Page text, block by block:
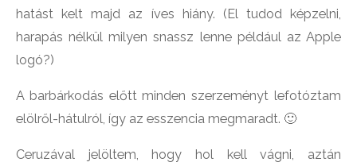
hatást kelt majd az íves hiány. (El tudod képzelni,
harapás nélkül milyen snassz lenne például az Apple
logó?)
A barbárkodás előtt minden szerzeményt lefotóztam
elölről-hátulról, így az esszencia megmaradt. 🙂
Ceruzával jelöltem, hogy hol kell vágni, aztán